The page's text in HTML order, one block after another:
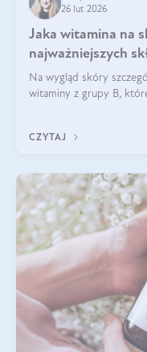
26 lut 2026
Jaka witamina na
najważniejszych
Na wygląd skóry
witaminy z grupy B,
CZYTAJ